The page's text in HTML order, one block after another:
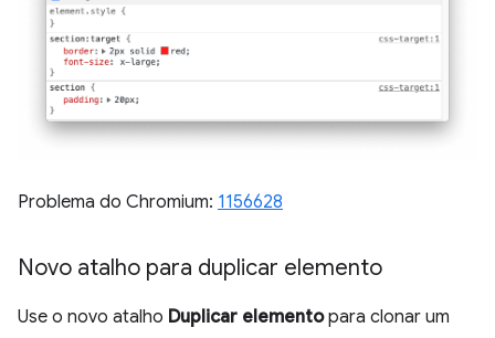
Problema do Chromium: 1156628
Novo atalho para duplicar elemento
Use o novo atalho Duplicar elementopara clonar um